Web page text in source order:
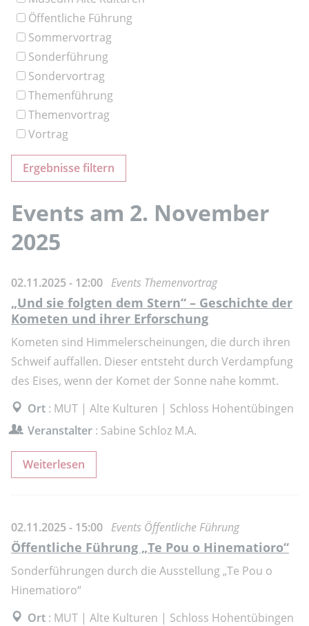
Öffentliche Führung
Sommervortrag
Sonderführung
Sondervortrag
Themenführung
Themenvortrag
Vortrag
Events am 2. November
2025
02.11.2025 - 12:00 Events Themenvortrag
„Und sie folgten dem Stern“ – Geschichte der
Kometen und ihrer Erforschung
Kometen sind Himmelerscheinungen, die durch ihren
Schweif auffallen. Dieser entsteht durch Verdampfung
des Eises, wenn der Komet der Sonne nahe kommt.
Ort : MUT | Alte Kulturen | Schloss Hohentübingen
Veranstalter : Sabine Schloz M.A.
Weiterlesen
02.11.2025 - 15:00 Events Öffentliche Führung
Öffentliche Führung „Te Pou o Hinematioro“
Sonderführungen durch die Ausstellung „Te Pou o
Hinematioro“
Ort : MUT | Alte Kulturen | Schloss Hohentübingen